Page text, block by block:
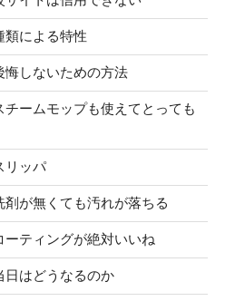
類による特性
悔しないための方法
ームモップも使えてとっても
リッパ
が無くても汚れが落ちる
ティングが絶対いいね
日はどうなるのか